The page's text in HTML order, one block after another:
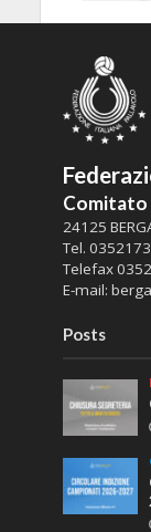
Comitato
24125
Tel.
Telefax
E-mail:
Posts